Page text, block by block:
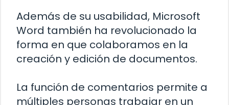
Además de su usabilidad, Microsoft
Word también ha revolucionado la
forma en que colaboramos en la
creación y edición de documentos.
La función de comentarios permite a
múltiples personas trabajar en un